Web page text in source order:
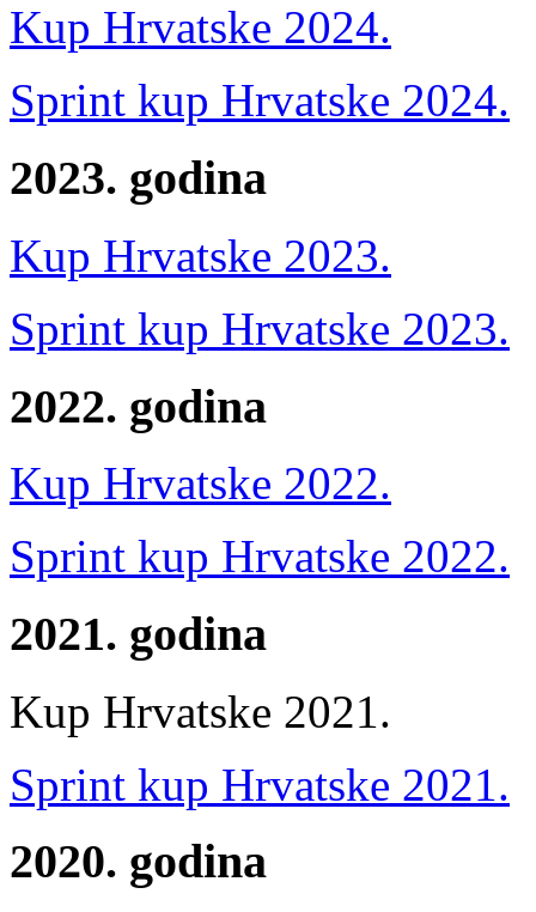
Kup Hrvatske 2024.
Sprint kup Hrvatske 2024.
2023. godina
Kup Hrvatske 2023.
Sprint kup Hrvatske 2023.
2022. godina
Kup Hrvatske 2022.
Sprint kup Hrvatske 2022.
2021. godina
Kup Hrvatske 2021.
Sprint kup Hrvatske 2021.
2020. godina